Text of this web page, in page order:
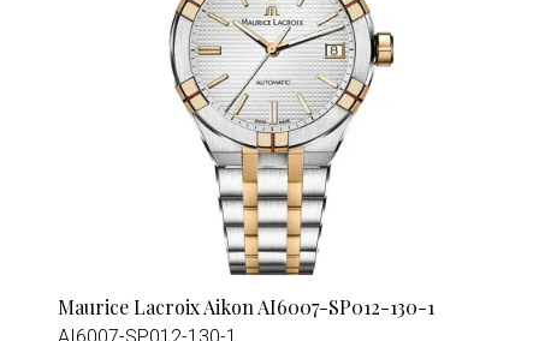
Maurice Lacroix Aikon AI6007-SP012-130-1